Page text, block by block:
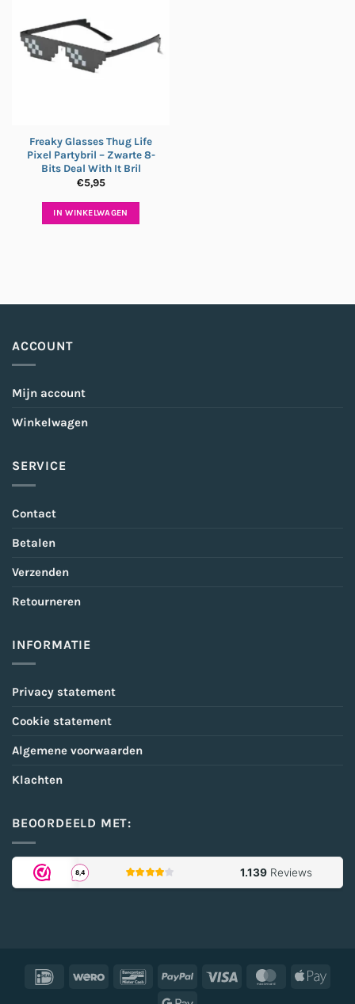
Freaky Glasses Thug Life
Pixel Partybril – Zwarte 8-
Bits Deal With It Bril
€5,95
IN WINKELWAGEN
ACCOUNT
Mijn account
Winkelwagen
SERVICE
Contact
Betalen
Verzenden
Retourneren
INFORMATIE
Privacy statement
Cookie statement
Algemene voorwaarden
Klachten
BEOORDEELD MET:
IDeal Wero BancontactPayPal Visa MasterCard